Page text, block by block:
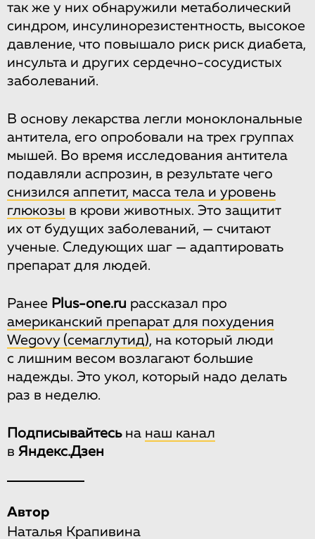
так же у них обнаружили метаболический
синдром, инсулинорезистентность, высокое
давление, что повышало риск риск диабета,
инсульта и других сердечно-сосудистых
заболеваний.
В основу лекарства легли моноклональные
антитела, его опробовали на трех группах
мышей. Во время исследования антитела
подавляли аспрозин, в результате чего
снизился аппетит, масса тела и уровень
глюкозы в крови животных. Это защитит
их от будущих заболеваний, — считают
ученые. Следующих шаг — адаптировать
препарат для людей.
Ранее Plus-one.ru рассказал про
американский препарат для похудения
Wegovy (семаглутид), на который люди
с лишним весом возлагают большие
надежды. Это укол, который надо делать
раз в неделю.
Подписывайтесьна наш канал
в Яндекс.Дзен
Автор
Наталья Крапивина